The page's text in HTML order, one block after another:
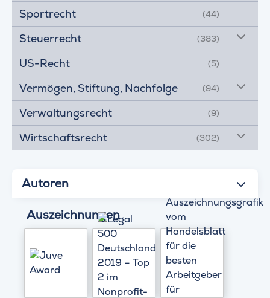
Sportrecht (44)
Steuerrecht (383)
US-Recht (5)
Vermögen, Stiftung, Nachfolge (94)
Verwaltungsrecht (9)
Wirtschaftsrecht (302)
Autoren
Auszeichnungen